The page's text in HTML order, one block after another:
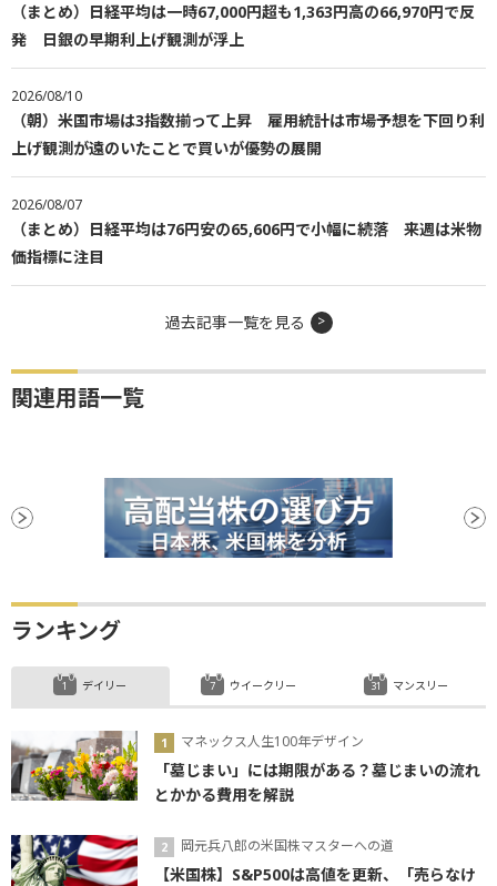
（まとめ）日経平均は一時67,000円超も1,363円高の66,970円で反
発 日銀の早期利上げ観測が浮上
2026/08/10
（朝）米国市場は3指数揃って上昇 雇用統計は市場予想を下回り利
上げ観測が遠のいたことで買いが優勢の展開
2026/08/07
（まとめ）日経平均は76円安の65,606円で小幅に続落 来週は米物
価指標に注目
過去記事一覧を見る
関連用語一覧
ランキング
デイリー
マネックス人生100年デザイン
「墓じまい」には期限がある？墓じまいの流れ
とかかる費用を解説
岡元兵八郎の米国株マスターへの道
【米国株】S&P500は高値を更新、「売らなけ
ウイークリー マンスリー